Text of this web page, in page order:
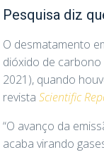
Pesquisa diz
O desmatamento
dióxido de
2021), quando
revista Scientific
“O avanço da
acaba virando